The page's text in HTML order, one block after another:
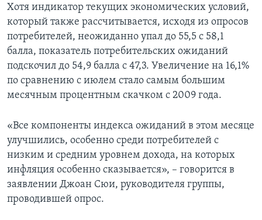
Хотя индикатор текущих экономических условий,
который также рассчитывается, исходя из опросов
потребителей, неожиданно упал до 55,5 с 58,1
балла, показатель потребительских ожиданий
подскочил до 54,9 балла с 47,3. Увеличение на 16,1%
по сравнению с июлем стало самым большим
месячным процентным скачком с 2009 года.
«Все компоненты индекса ожиданий в этом месяце
улучшились, особенно среди потребителей с
низким и средним уровнем дохода, на которых
инфляция особенно сказывается», – говорится в
заявлении Джоан Сюи, руководителя группы,
проводившей опрос.